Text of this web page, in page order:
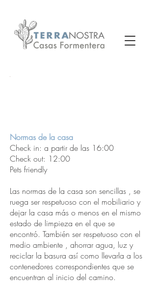
Normas de la casa
Check in: a partir de las 16:00
Check out: 12:00
Pets friendly
Las normas de la casa son sencillas , se
ruega ser respetuoso con el mobiliario y
dejar la casa más o menos en el mismo
estado de limpieza en el que se
encontró. También ser respetuoso con el
medio ambiente , ahorrar agua, luz y
reciclar la basura así como llevarla a los
contenedores correspondientes que se
encuentran al inicio del camino.